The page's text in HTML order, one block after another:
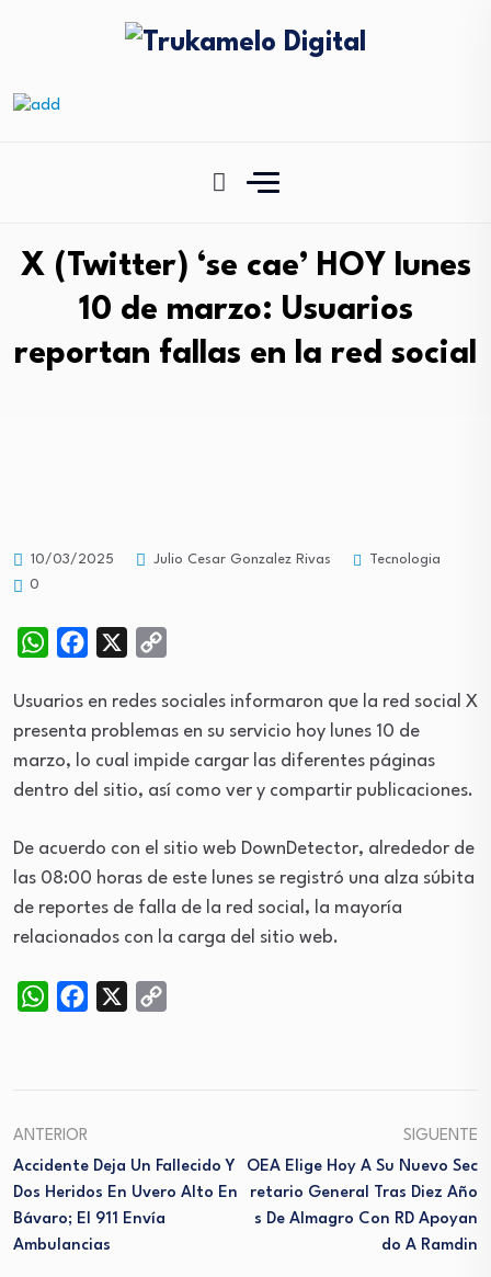
X (Twitter) ‘se cae’ HOY lunes
10 de marzo: Usuarios
reportan fallas en la red social
10/03/2025 Julio Cesar Gonzalez Rivas
Tecnologia
0
WhatsAppFacebook
Usuarios en redes sociales informaron que la red social X
presenta problemas en su servicio hoy lunes 10 de
marzo, lo cual impide cargar las diferentes páginas
dentro del sitio, así como ver y compartir publicaciones.
De acuerdo con el sitio web DownDetector, alrededor de
las 08:00 horas de este lunes se registró una alza súbita
de reportes de falla de la red social, la mayoría
relacionados con la carga del sitio web.
WhatsAppFacebook
ANTERIOR
Accidente Deja Un Fallecido Y
Dos Heridos En Uvero Alto En
Bávaro; El 911 Envía
Ambulancias
SIGUENTE
OEA Elige Hoy A Su Nuevo Sec
Retario General Tras Diez Año
S De Almagro Con RD Apoyan
Do A Ramdin